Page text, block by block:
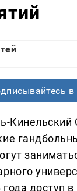
в
Кинельский
доступ